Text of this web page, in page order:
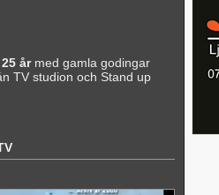
årmed gamla godingar
TV studion och Stand up